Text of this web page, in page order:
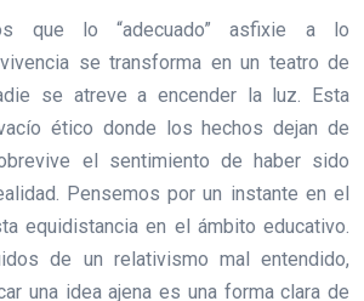
que lo “adecuado” asfixie a lo
se transforma en un teatro de
se atreve a encender la luz. Esta
ético donde los hechos dejan de
el sentimiento de haber sido
Pensemos por un instante en el
equidistancia en el ámbito educativo.
de un relativismo mal entendido,
una idea ajena es una forma clara de